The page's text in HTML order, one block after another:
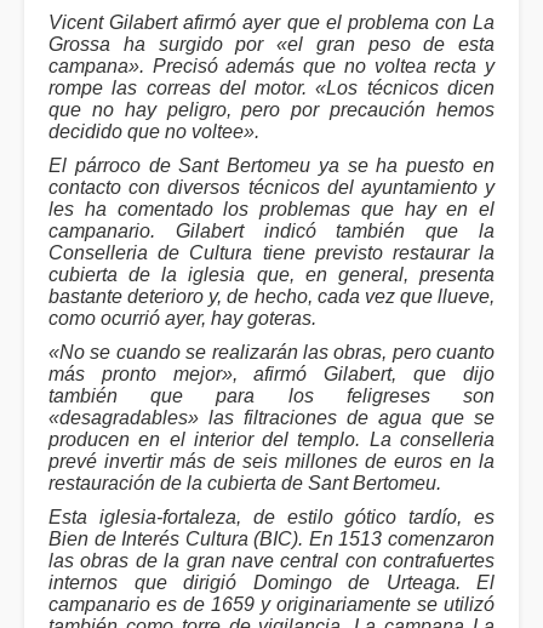
Vicent Gilabert afirmó ayer que el problema con La
Grossa ha surgido por «el gran peso de esta
campana». Precisó además que no voltea recta y
rompe las correas del motor. «Los técnicos dicen
que no hay peligro, pero por precaución hemos
decidido que no voltee».
El párroco de Sant Bertomeu ya se ha puesto en
contacto con diversos técnicos del ayuntamiento y
les ha comentado los problemas que hay en el
campanario. Gilabert indicó también que la
Conselleria de Cultura tiene previsto restaurar la
cubierta de la iglesia que, en general, presenta
bastante deterioro y, de hecho, cada vez que llueve,
como ocurrió ayer, hay goteras.
«No se cuando se realizarán las obras, pero cuanto
más pronto mejor», afirmó Gilabert, que dijo
también que para los feligreses son
«desagradables» las filtraciones de agua que se
producen en el interior del templo. La conselleria
prevé invertir más de seis millones de euros en la
restauración de la cubierta de Sant Bertomeu.
Esta iglesia-fortaleza, de estilo gótico tardío, es
Bien de Interés Cultura (BIC). En 1513 comenzaron
las obras de la gran nave central con contrafuertes
internos que dirigió Domingo de Urteaga. El
campanario es de 1659 y originariamente se utilizó